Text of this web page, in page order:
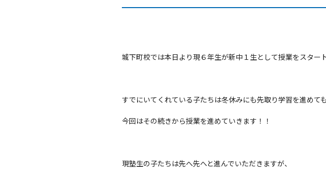
城下町校では本日より現６年生が新中１生として授業をスター
すでにいてくれている子たちは冬休みにも先取り学習を進めて
今回はその続きから授業を進めていきます！！
現塾生の子たちは先へ先へと進んでいただきますが、